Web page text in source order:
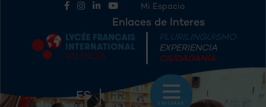
Mi Espacio
PLURILINGÜISMO
EXPERIENCIA
CIUDADANIA
ES FR
EXPLORAR
Enlaces de Interes